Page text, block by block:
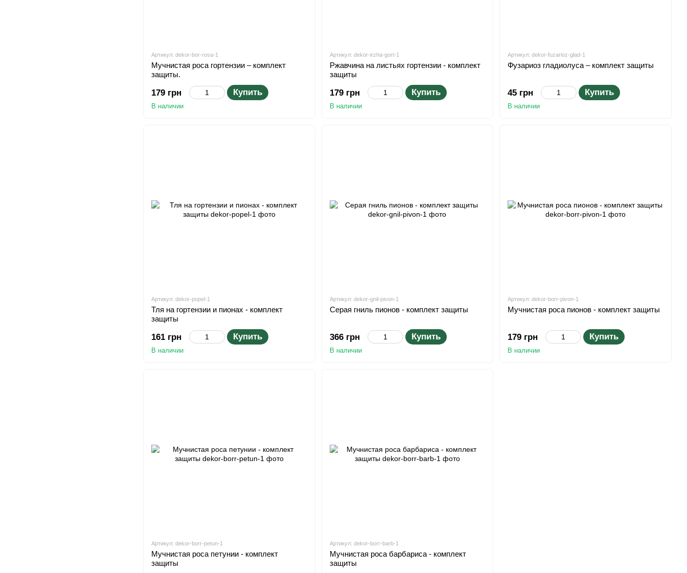
Артикул: dekor-bor-rosa-1
Мучнистая роса гортензии – комплект
защиты.
179 грн Купить
В наличии
Артикул: dekor-irzha-gort-1
Ржавчина на листьях гортензии - комплект
защиты
179 грн Купить
В наличии
Артикул: dekor-fuzarioz-glad-1
Фузариоз гладиолуса – комплект защиты
45 грн Купить
В наличии
Артикул: dekor-popel-1
Тля на гортензии и пионах - комплект
защиты
161 грн Купить
В наличии
Артикул: dekor-gnil-pivon-1
Серая гниль пионов - комплект защиты
366 грн Купить
В наличии
Артикул: dekor-borr-pivon-1
Мучнистая роса пионов - комплект защиты
179 грн Купить
В наличии
Артикул: dekor-borr-petun-1
Мучнистая роса петунии - комплект
защиты
Артикул: dekor-borr-barb-1
Мучнистая роса барбариса - комплект
защиты